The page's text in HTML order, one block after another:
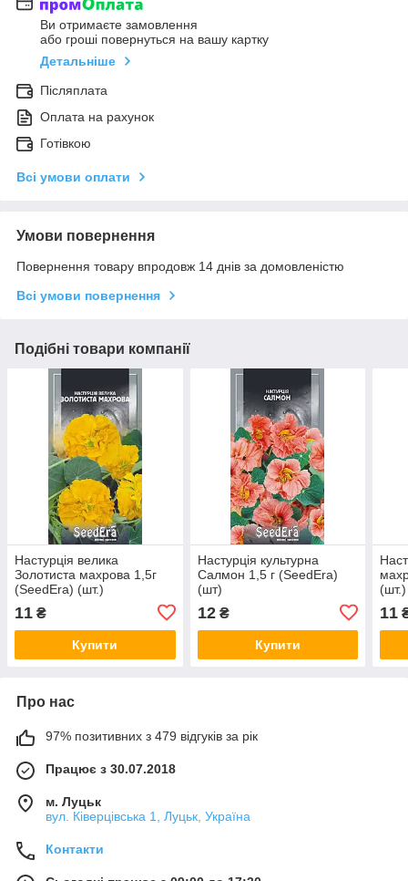
Ви отримаєте замовлення
або гроші повернуться на вашу картку
Детальніше
Післяплата
Оплата на рахунок
Готівкою
Всі умови оплати
Умови повернення
Повернення товару впродовж 14 днів за домовленістю
Всі умови повернення
Подібні товари компанії
Настурція велика
Золотиста махрова 1,5г
(SeedEra) (шт.)
11 ₴
Купити
Настурція культурна
Салмон 1,5 г (SeedEra)
(шт)
12₴
Купити
(шт.)
11
Про нас
97% позитивних з 479 відгуків за рік
Працює з 30.07.2018
м. Луцьк
вул. Ківерцівська 1, Луцьк, Україна
Контакти